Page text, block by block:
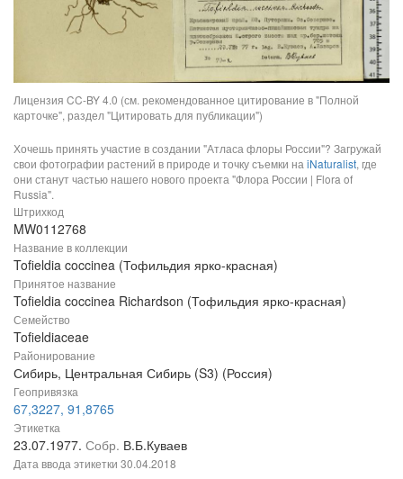
Лицензия CC-BY 4.0 (см. рекомендованное цитирование в "Полной
карточке", раздел "Цитировать для публикации")
Хочешь принять участие в создании "Атласа флоры России"? Загружай
свои фотографии растений в природе и точку съемки на iNaturalist, где
они станут частью нашего нового проекта "Флора России | Flora of
Russia".
Штрихкод
MW0112768
Название в коллекции
Tofieldia coccinea (Тофильдия ярко-красная)
Принятое название
Tofieldia coccinea Richardson (Тофильдия ярко-красная)
Семейство
Tofieldiaceae
Районирование
Сибирь, Центральная Сибирь (S3) (Россия)
Геопривязка
67,3227, 91,8765
Этикетка
23.07.1977. Собр. В.Б.Куваев
Дата ввода этикетки 30.04.2018